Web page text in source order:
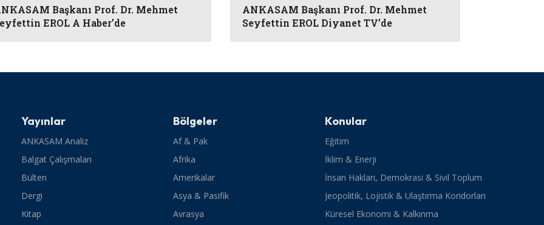
Başkanı Prof. Dr. Mehmet
EROL A Haber’de
ANKASAM Başkanı Prof. Dr. Mehmet
Seyfettin EROL Diyanet TV’de
Yayınlar
ANKASAM Analiz
Balgat Çalışmaları
Bülten
Dergi
Kitap
Bölgeler
Af & Pak
Afrika
Amerikalar
Asya & Pasifik
Avrasya
Konular
Eğitim
İklim & Enerji
İnsan Hakları, Demokrasi & Sivil Toplum
Jeopolitik, Lojistik & Ulaştırma Koridorları
Küresel Ekonomi & Kalkınma